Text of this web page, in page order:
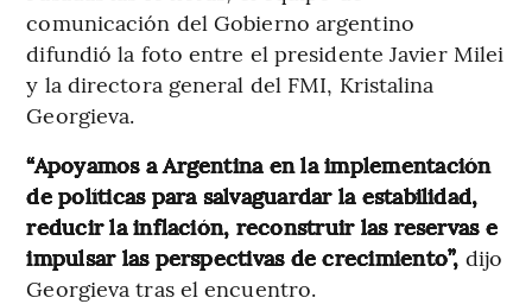
comunicación del Gobierno argentino
difundió la foto entre el presidente Javier Milei
y la directora general del FMI, Kristalina
Georgieva.
“Apoyamos a Argentina en la implementación
de políticas para salvaguardar la estabilidad,
reducir la inflación, reconstruir las reservas e
impulsar las perspectivas de crecimiento”, dijo
Georgieva tras el encuentro.